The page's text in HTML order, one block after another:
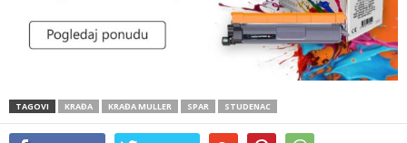
TAGOVI KRAĐA KRAĐA MULLER SPAR STUDENAC